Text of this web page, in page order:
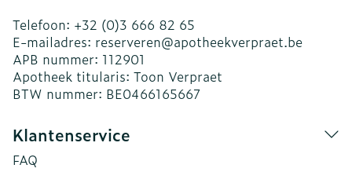
Telefoon: +32 (0)3 666 82 65
E-mailadres: reserveren@apotheekverpraet.be
APB nummer: 112901
Apotheek titularis: Toon Verpraet
BTW nummer: BE0466165667
Klantenservice
FAQ